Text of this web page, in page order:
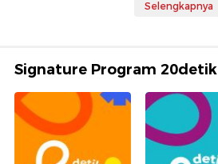
Selengkapnya
Signature Program 20detik